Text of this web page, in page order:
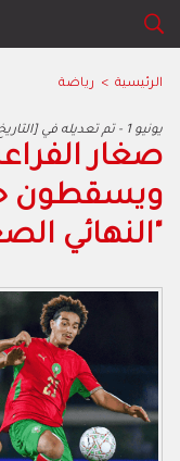
الرئيسية > رياضة
2026 يونيو 1 - تم تعديله في [التاريخ]
صغار
ويسقطون
"النهائي